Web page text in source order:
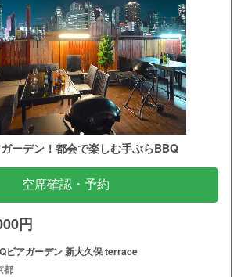
ーデン！都会で楽しむ手ぶらBBQ
空席確認・予約
円
ビアガーデン 新大久保 terrace
都